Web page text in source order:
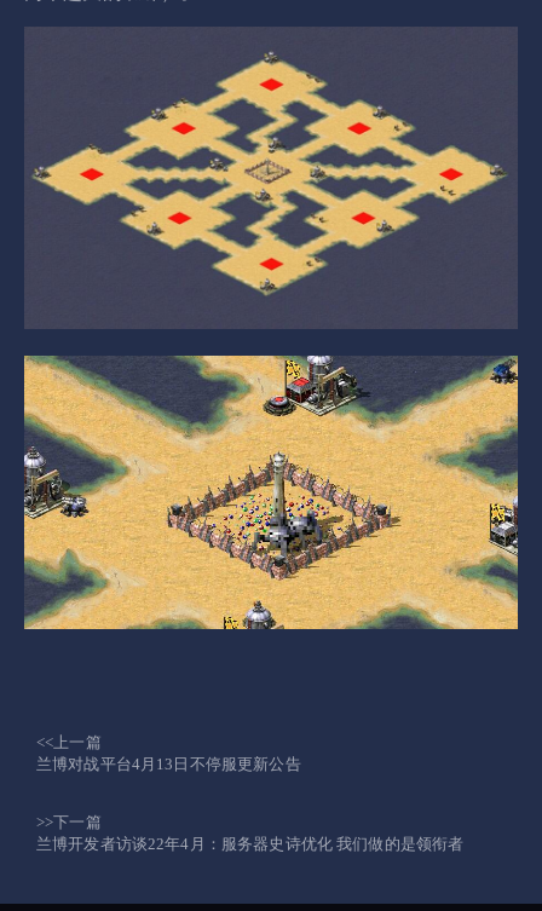
<<上一篇
兰博对战平台4月13日不停服更新公告
>>下一篇
兰博开发者访谈22年4月：服务器史诗优化 我们做的是领衔者